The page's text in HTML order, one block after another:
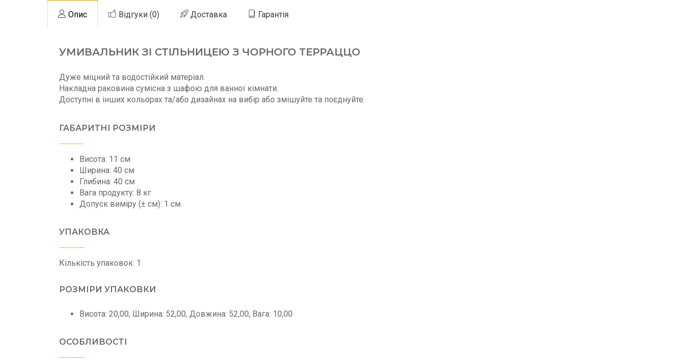
Опис Відгуки (0) Доставка Гарантія
УМИВАЛЬНИК ЗІ СТІЛЬНИЦЕЮ З ЧОРНОГО ТЕРРАЦЦО
Дуже міцний та водостійкий матеріал.
Накладна раковина сумісна з шафою для ванної кімнати.
Доступні в інших кольорах та/або дизайнах на вибір або змішуйте та поєднуйте.
ГАБАРИТНІ РОЗМІРИ
Висота: 11 см
Ширина: 40 см
Глибина: 40 см
Вага продукту: 8 кг
Допуск виміру (± см): 1 см
УПАКОВКА
Кількість упаковок: 1
РОЗМІРИ УПАКОВКИ
Висота: 20,00, Ширина: 52,00, Довжина: 52,00, Вага: 10,00
ОСОБЛИВОСТІ